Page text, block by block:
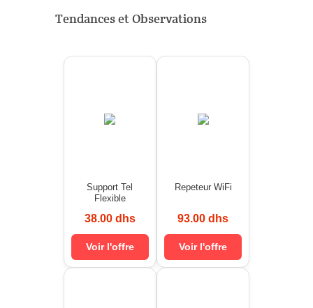
Tendances et Observations
Support Tel
Flexible
38.00 dhs
Voir l'offre
Repeteur WiFi
93.00 dhs
Voir l'offre